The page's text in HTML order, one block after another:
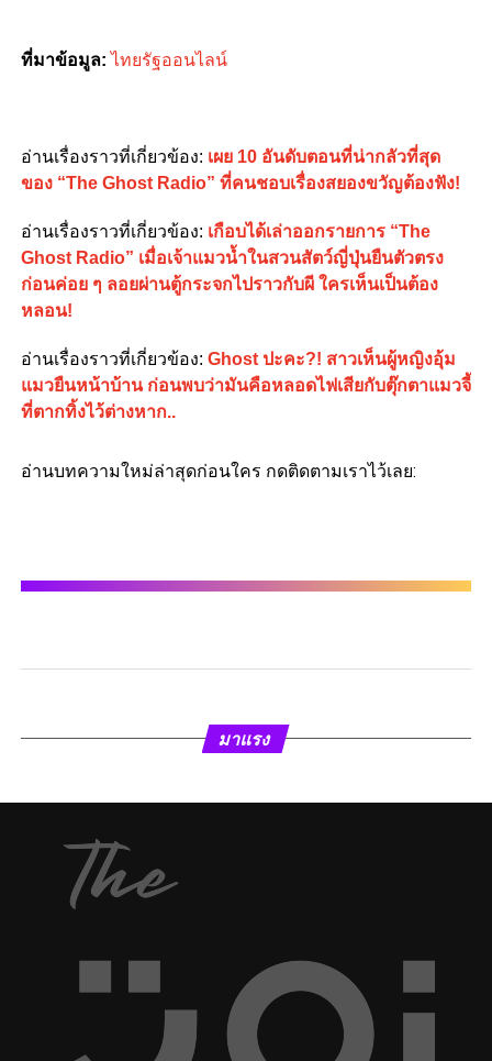
ที่มาข้อมูล: ไทยรัฐออนไลน์
อ่านเรื่องราวที่เกี่ยวข้อง: เผย 10 อันดับตอนที่น่ากลัวที่สุด
ของ “The Ghost Radio” ที่คนชอบเรื่องสยองขวัญต้องฟัง!
อ่านเรื่องราวที่เกี่ยวข้อง: เกือบได้เล่าออกรายการ “The
Ghost Radio” เมื่อเจ้าแมวน้ำในสวนสัตว์ญี่ปุ่นยืนตัวตรง
ก่อนค่อย ๆ ลอยผ่านตู้กระจกไปราวกับผี ใครเห็นเป็นต้อง
หลอน!
อ่านเรื่องราวที่เกี่ยวข้อง: Ghost ปะคะ?! สาวเห็นผู้หญิงอุ้ม
แมวยืนหน้าบ้าน ก่อนพบว่ามันคือหลอดไฟเสียกับตุ๊กตาแมวจี้
ที่ตากทิ้งไว้ต่างหาก..
อ่านบทความใหม่ล่าสุดก่อนใคร กดติดตามเราไว้เลย:
มาแรง